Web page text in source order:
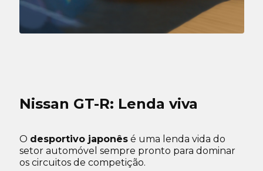
Nissan GT-R: Lenda viva
O desportivo japonêsé uma lenda vida do
setor automóvel sempre pronto para dominar
os circuitos de competição.